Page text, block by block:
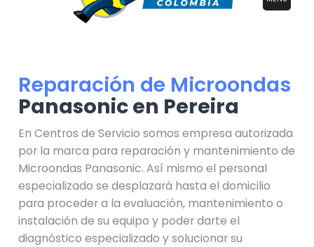
Reparación de Microondas
Panasonic en Pereira
En Centros de Servicio somos empresa autorizada
por la marca para reparación y mantenimiento de
Microondas Panasonic. Así mismo el personal
especializado se desplazará hasta el domicilio
para proceder a la evaluación, mantenimiento o
instalación de su equipo y poder darte el
diagnóstico especializado y solucionar su